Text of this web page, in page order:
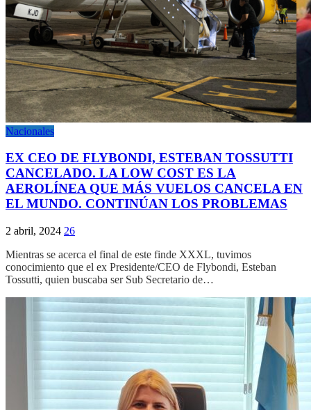
Nacionales
EX CEO DE FLYBONDI, ESTEBAN TOSSUTTI
CANCELADO. LA LOW COST ES LA
AEROLÍNEA QUE MÁS VUELOS CANCELA EN
EL MUNDO. CONTINÚAN LOS PROBLEMAS
2 abril, 2024 26
Mientras se acerca el final de este finde XXXL, tuvimos
conocimiento que el ex Presidente/CEO de Flybondi, Esteban
Tossutti, quien buscaba ser Sub Secretario de…